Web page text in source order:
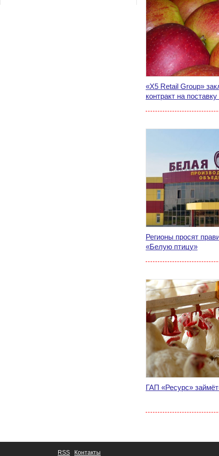
«X5 Retail Group»
контракт на
Регионы просят
«Белую птицу»
ГАП «Ресурс»
RSS Контакты